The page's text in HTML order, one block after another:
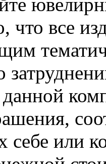
что все
себе или